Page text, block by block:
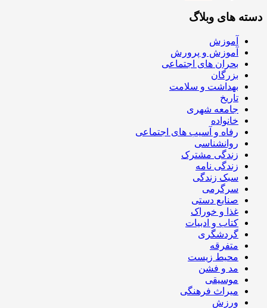
دسته های وبلاگ
آموزش
آموزش و پرورش
بحران های اجتماعی
بزرگان
بهداشت و سلامت
تاریخ
جامعه شهری
خانواده
رفاه و آسیب های اجتماعی
روانشناسی
زندگی مشترک
زندگی نامه
سبک زندگی
سرگرمی
صنایع دستی
غذا و خوراک
کتاب و ادبیات
گردشگری
متفرقه
محیط زیست
مد و فشن
موسیقی
میراث فرهنگی
ورزش